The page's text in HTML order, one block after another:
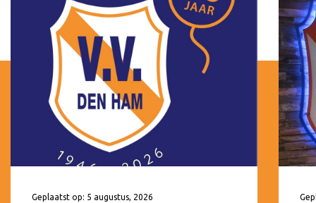
Geplaatst op: 5 augustus, 2026